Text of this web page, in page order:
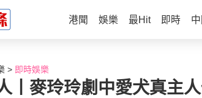
港聞 娛樂 最Hit 即時 中
即時娛樂
丨麥玲玲劇中愛犬真主